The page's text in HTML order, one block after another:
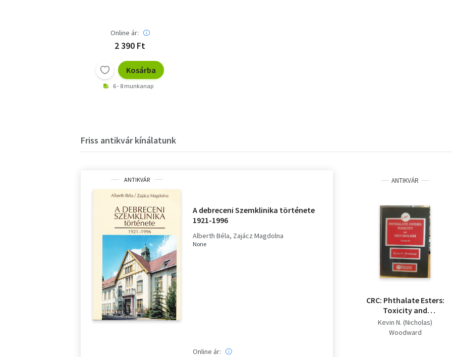
Online ár:
2 390 Ft
Kosárba
6 - 8 munkanap
Friss antikvár kínálatunk
ANTIKVÁR
A debreceni Szemklinika története
1921-1996
Alberth Béla Zajácz Magdolna
None
Online ár:
ANTIKVÁR
CRC: Phthalate Esters:
Toxicity and
Metabolism Volume II.
(CRC Press)
Kevin N. (Nicholas)
Woodward